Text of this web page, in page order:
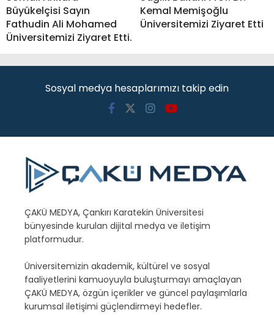
Büyükelçisi Sayın
Fathudin Ali Mohamed
Üniversitemizi Ziyaret Etti.
Kemal Memişoğlu
Üniversitemizi Ziyaret Etti
Sosyal medya hesaplarımızı takip edin
ÇAKÜ MEDYA, Çankırı Karatekin Üniversitesi
bünyesinde kurulan dijital medya ve iletişim
platformudur.
Üniversitemizin akademik, kültürel ve sosyal
faaliyetlerini kamuoyuyla buluşturmayı amaçlayan
ÇAKÜ MEDYA, özgün içerikler ve güncel paylaşımlarla
kurumsal iletişimi güçlendirmeyi hedefler.